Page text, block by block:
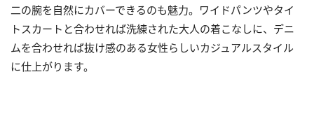
二の腕を自然にカバーできるのも魅力。ワイドパンツやタイ
トスカートと合わせれば洗練された大人の着こなしに、デニ
ムを合わせれば抜け感のある女性らしいカジュアルスタイル
に仕上がります。